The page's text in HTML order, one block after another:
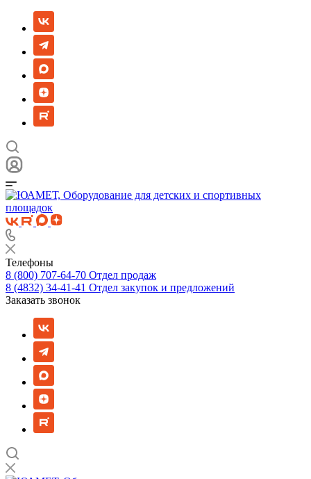
Телефоны
8 (800) 707-64-70 Отдел продаж
8 (4832) 34-41-41 Отдел закупок и предложений
Заказать звонок